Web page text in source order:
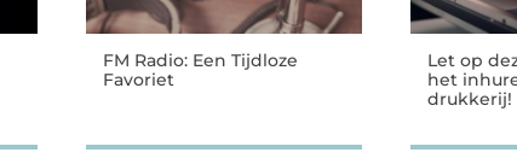
FM Radio: Een Tijdloze
Favoriet
Let op
het
drukkerij!